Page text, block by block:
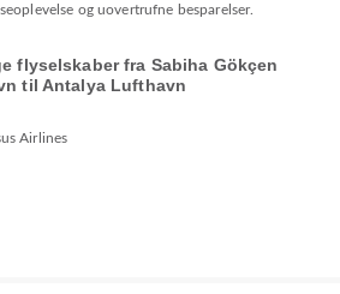
og uovertrufne besparelser.
flyselskaber fra Sabiha Gökçen
til Antalya Lufthavn
Airlines